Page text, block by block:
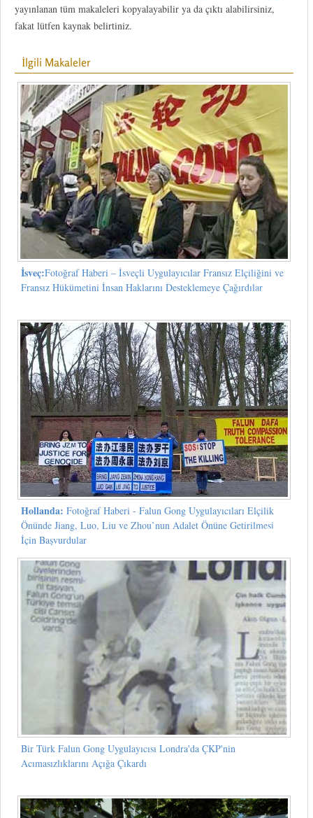
yayınlanan tüm makaleleri kopyalayabilir ya da çıktı alabilirsiniz,
fakat lütfen kaynak belirtiniz.
İlgili Makaleler
İsveç:Fotoğraf Haberi – İsveçli Uygulayıcılar Fransız Elçiliğini ve
Fransız Hükümetini İnsan Haklarını Desteklemeye Çağırdılar
Hollanda: Fotoğraf Haberi - Falun Gong Uygulayıcıları Elçilik
Önünde Jiang, Luo, Liu ve Zhou’nun Adalet Önüne Getirilmesi
İçin Başvurdular
Bir Türk Falun Gong Uygulayıcısı Londra'da ÇKP'nin
Acımasızlıklarını Açığa Çıkardı